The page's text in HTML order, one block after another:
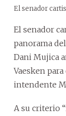
El senador
El senador
panorama
Dani Mujica
Vaesken
intendente
A su criterio